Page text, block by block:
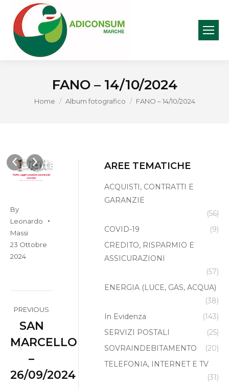
FANO – 14/10/2024
You are here:
Home Album fotografico FANO – 14/10/2024
Digitalmentis
4
5
1
By
Leonardo
Massi
23 Ottobre
2024
navigation
PREVIOUS
SAN
MARCELLO
–
26/09/2024
AREE TEMATICHE
ACQUISTI, CONTRATTI E
GARANZIE
(56)
COVID-19
(9)
CREDITO, RISPARMIO E
ASSICURAZIONI
(57)
ENERGIA (LUCE, GAS, ACQUA)
(38)
In Evidenza
(143)
SERVIZI POSTALI
(25)
SOVRAINDEBITAMENTO
(20)
TELEFONIA, INTERNET E TV
(31)